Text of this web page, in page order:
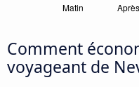
Comment
voyageant de